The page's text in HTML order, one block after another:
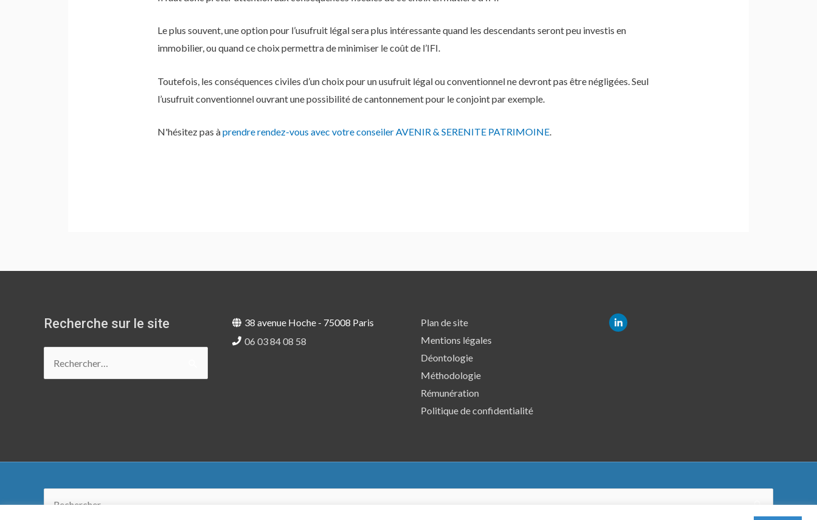
Le plus souvent, une option pour l’usufruit légal sera plus intéressante quand les descendants seront peu investis en
immobilier, ou quand ce choix permettra de minimiser le coût de l’IFI.
Toutefois, les conséquences civiles d’un choix pour un usufruit légal ou conventionnel ne devront pas être négligées. Seul
l’usufruit conventionnel ouvrant une possibilité de cantonnement pour le conjoint par exemple.
N'hésitez pas àprendre rendez-vous avec votre conseiler AVENIR & SERENITE PATRIMOINE.
Recherche sur le site
38 avenue Hoche - 75008 Paris
06 03 84 08 58
Plan de site
Mentions légales
Déontologie
Méthodologie
Rémunération
Politique de confidentialité